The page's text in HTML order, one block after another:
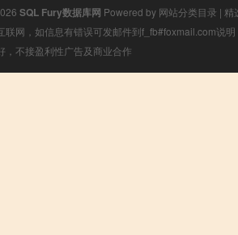
SQL Fury数据库网 Powered by 网站分类目录 | 精
联网，如信息有错误可发邮件到f_fb#foxmail.com说
，不接盈利性广告及商业合作